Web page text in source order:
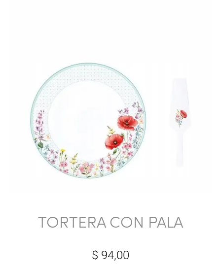
TORTERA CON PALA
$ 94,00